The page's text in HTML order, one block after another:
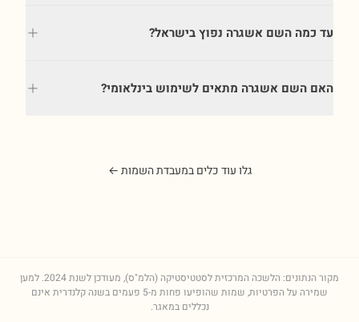
עד כמה השם אשגרה נפוץ בישראל?
האם השם אשגרה מתאים לשימוש בינלאומי?
גלו עוד כלים במעבדת השמות ←
מקור הנתונים: הלשכה המרכזית לסטטיסטיקה (הלמ"ס), מעודכן לשנת2024. למען
שמירה על הפרטיות, שמות שהופיעו פחות מ-5 פעמים בשנה קלנדרית אינם
נכללים במאגר.